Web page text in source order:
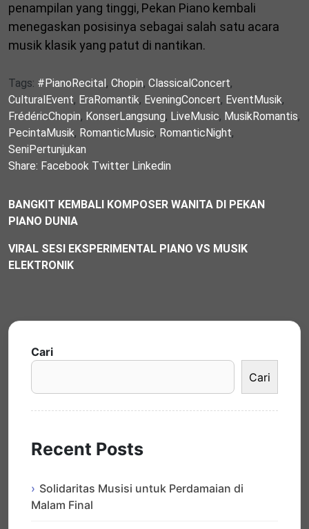
penampilan yang tinggi, Pekan Piano kembali
menegaskan posisinya sebagai salah satu acara
musik klasik yang patut di nantikan.
Tags: #PianoRecital , Chopin, ClassicalConcert,
CulturalEvent, EraRomantik, EveningConcert, EventMusik,
FrédéricChopin, KonserLangsung, LiveMusic, MusikRomantis,
PecintaMusik, RomanticMusic, RomanticNight,
SeniPertunjukan
Share: Facebook Twitter Linkedin
BANGKIT KEMBALI KOMPOSER WANITA DI PEKAN
PIANO DUNIA
VIRAL SESI EKSPERIMENTAL PIANO VS MUSIK
ELEKTRONIK
Cari
Cari
Recent Posts
Solidaritas Musisi untuk Perdamaian di
Malam Final